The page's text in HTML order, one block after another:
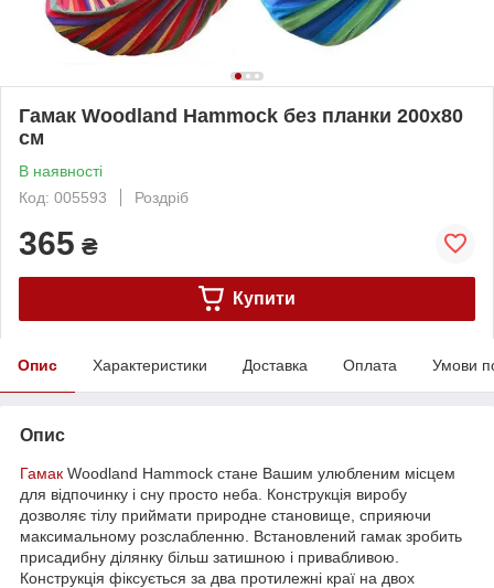
Гамак Woodland Hammock без планки 200x80
см
В наявності
Код: 005593
Роздріб
365 ₴
Купити
Опис Характеристики Доставка Оплата Умови
Опис
Гамак Woodland Hammock стане Вашим улюбленим місцем
для відпочинку і сну просто неба. Конструкція виробу
дозволяє тілу приймати природне становище, сприяючи
максимальному розслабленню. Встановлений гамак зробить
присадибну ділянку більш затишною і привабливою.
Конструкція фіксується за два протилежні краї на двох